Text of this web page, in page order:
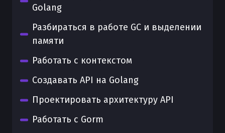
Golang
Разбираться в работе GC и выделении
памяти
Работать с контекстом
Создавать API на Golang
Проектировать архитектуру API
Работать с Gorm